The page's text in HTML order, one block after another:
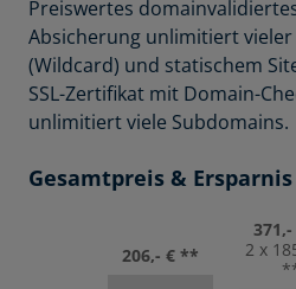
Preiswertes
Absicherung unlimitiert
(Wildcard) und statischem
SSL-Zertifikat mit Domain-
unlimitiert viele Subdomains.
Gesamtpreis & Ersparnis
206,- € **
2 x